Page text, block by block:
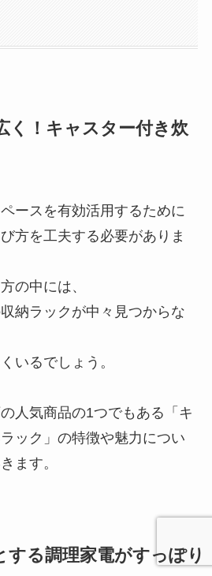
く！キャスター付き炊
ースを有効活用するために
方を工夫する必要がありま
の中には、
納ラックが中々見つからな
いるでしょう。
人気商品の1つでもある「キ
ック」の特徴や魅力につい
ます。
する調理家電がすっぽり